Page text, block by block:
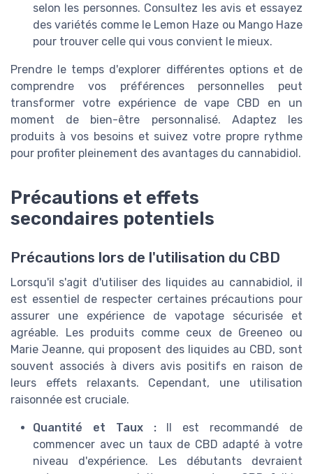
selon les personnes. Consultez les avis et essayez
des variétés comme le Lemon Haze ou Mango Haze
pour trouver celle qui vous convient le mieux.
Prendre le temps d'explorer différentes options et de
comprendre vos préférences personnelles peut
transformer votre expérience de vape CBD en un
moment de bien-être personnalisé. Adaptez les
produits à vos besoins et suivez votre propre rythme
pour profiter pleinement des avantages du cannabidiol.
Précautions et effets
secondaires potentiels
Précautions lors de l'utilisation du CBD
Lorsqu'il s'agit d'utiliser des liquides au cannabidiol, il
est essentiel de respecter certaines précautions pour
assurer une expérience de vapotage sécurisée et
agréable. Les produits comme ceux de Greeneo ou
Marie Jeanne, qui proposent des liquides au CBD, sont
souvent associés à divers avis positifs en raison de
leurs effets relaxants. Cependant, une utilisation
raisonnée est cruciale.
Quantité et Taux :Il est recommandé de
commencer avec un taux de CBD adapté à votre
niveau d'expérience. Les débutants devraient